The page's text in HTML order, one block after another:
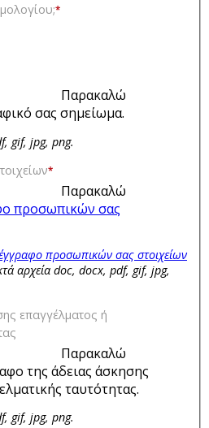
*
Παρακαλώ
σας σημείωμα.
gif, jpg, png.
*
Παρακαλώ
προσωπικών σας
προσωπικών σας στοιχείων
αρχεία doc, docx, pdf, gif, jpg,
επαγγέλματος ή
Παρακαλώ
της άδειας άσκησης
ταυτότητας.
gif, jpg, png.